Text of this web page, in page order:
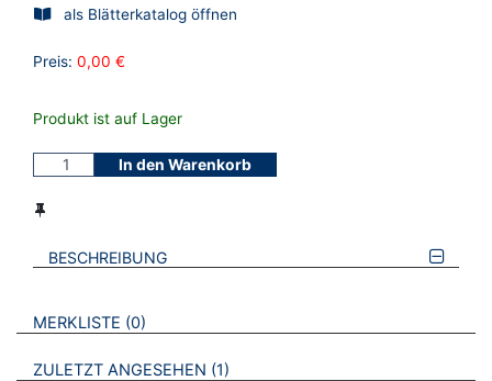
als Blätterkatalog öffnen
Preis: 0,00 €
Produkt ist auf Lager
In den Warenkorb
BESCHREIBUNG
VERWEISE AUF VERMERKTE- ODER ZULETZT ANGESEHENE
MERKLISTE 0 BROSCHÜREN
ZULETZT ANGESEHEN 1 BROSCHÜREN